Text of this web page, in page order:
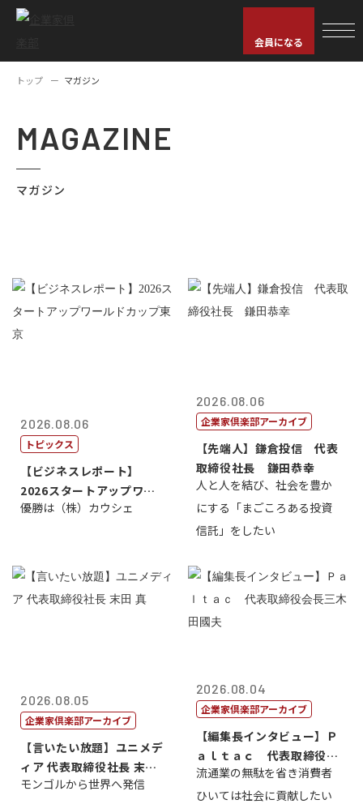
会員になる
トップ マガジン
MAGAZINE
マガジン
2026.08.06
トピックス
【ビジネスレポート】
2026スタートアップワー
ルドカップ東京
優勝は（株）カウシェ
2026.08.06
企業家倶楽部アーカイブ
【先端人】鎌倉投信 代表
取締役社長 鎌田恭幸
人と人を結び、社会を豊か
にする「まごころある投資
信託」をしたい
2026.08.05
企業家倶楽部アーカイブ
【言いたい放題】ユニメデ
ィア 代表取締役社長 末田
真
モンゴルから世界へ発信
2026.08.04
企業家倶楽部アーカイブ
【編集長インタビュー】Ｐ
ａｌｔａｃ 代表取締役会
長三木田國夫
流通業の無駄を省き消費者
ひいては社会に貢献したい